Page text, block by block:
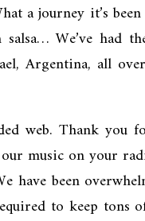
a journey it’s
We’ve had
Argentina, all
web. Thank you
music on your
been
to keep tons